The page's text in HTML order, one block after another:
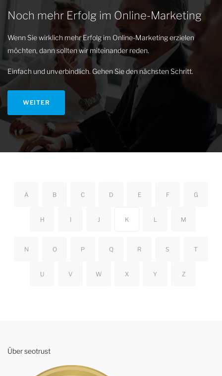
Noch mehr Erfolg im Online-Marketing
Wenn Sie wirklich mehr Erfolg im Online-Marketing erzielen
möchten, dann sollten wir miteinander reden.
Einfach und unverbindlich. Gehen Sie den nächsten Schritt.
WEITER
A B C D E F G
H I J K L M
N O P Q R S T
U V W X Y Z
Über seotrust